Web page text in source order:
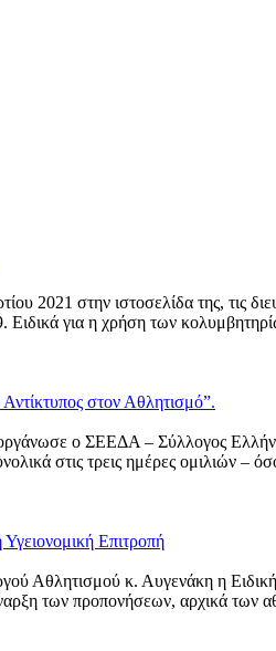
στην ιστοσελίδα της, τις
για η χρήση των
στον Αθλητισμό”.
ο ΣΕΕΔΑ – Σύλλογος
στις τρεις ημέρες ομιλιών
Επιτροπή
Αθλητισμού κ. Αυγενάκη η
των προπονήσεων, αρχικά